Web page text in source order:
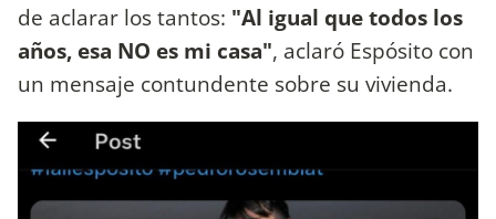
de aclarar los tantos: "Al igual que todos los
años, esa NO es mi casa", aclaró Espósito con
un mensaje contundente sobre su vivienda.